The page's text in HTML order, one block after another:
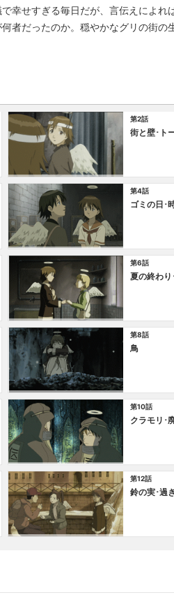
幸せすぎる毎日だが、言伝えによれ
者だったのか。穏やかなグリの街の
第2話
街と壁･ト
第4話
ゴミの日･
第6話
夏の終わり
第8話
鳥
第10話
クラモリ･
第12話
鈴の実･過